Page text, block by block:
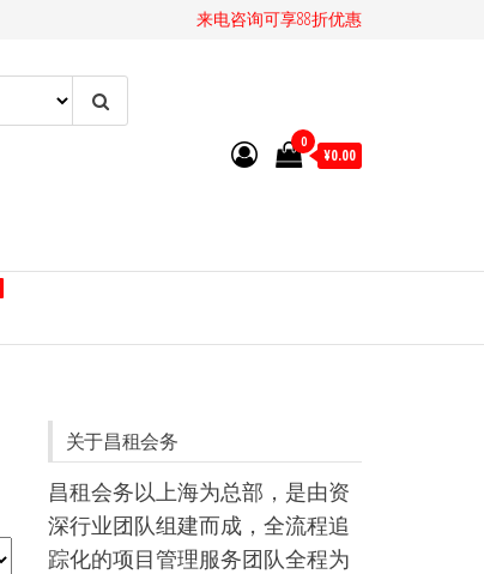
来电咨询可享88折优惠
0
¥0.00
关于昌租会务
昌租会务以上海为总部，是由资
深行业团队组建而成，全流程追
踪化的项目管理服务团队全程为